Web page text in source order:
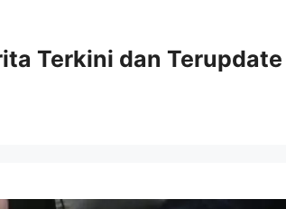
Terkini dan Terupdate